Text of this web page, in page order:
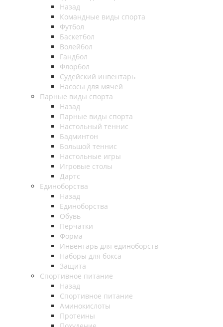
Назад
Командные виды спорта
Футбол
Баскетбол
Волейбол
Гандбол
Флорбол
Судейский инвентарь
Насосы для мячей
Парные виды спорта
Назад
Парные виды спорта
Настольный теннис
Бадминтон
Большой теннис
Настольные игры
Игровые столы
Дартс
Единоборства
Назад
Единоборства
Обувь
Перчатки
Форма
Инвентарь для единоборств
Наборы для бокса
Защита
Спортивное питание
Назад
Спортивное питание
Аминокислоты
Протеины